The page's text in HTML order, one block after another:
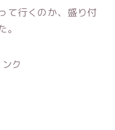
て行くのか、盛り付
ク